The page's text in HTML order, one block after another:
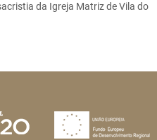
da Igreja Matriz de Vila do